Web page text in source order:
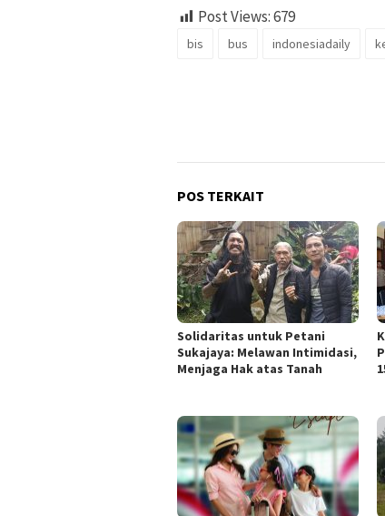
Post Views:679
bis bus indonesiadaily
POS TERKAIT
Solidaritas untuk Petani
Sukajaya: Melawan Intimidasi,
Menjaga Hak atas Tanah